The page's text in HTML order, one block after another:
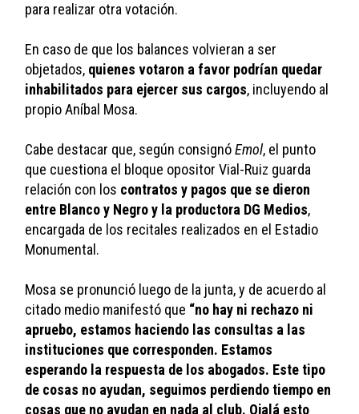
para realizar otra votación.
En caso de que los balances volvieran a ser
objetados, quienes votaron a favor podrían quedar
inhabilitados para ejercer sus cargos, incluyendo al
propio Aníbal Mosa.
Cabe destacar que, según consignó Emol, el punto
que cuestiona el bloque opositor Vial-Ruiz guarda
relación con los contratos y pagos que se dieron
entre Blanco y Negro y la productora DG Medios,
encargada de los recitales realizados en el Estadio
Monumental.
Mosa se pronunció luego de la junta, y de acuerdo al
citado medio manifestó que “no hay ni rechazo ni
apruebo, estamos haciendo las consultas a las
instituciones que corresponden. Estamos
esperando la respuesta de los abogados. Este tipo
de cosas no ayudan, seguimos perdiendo tiempo en
cosas que no ayudan en nada al club. Ojalá esto